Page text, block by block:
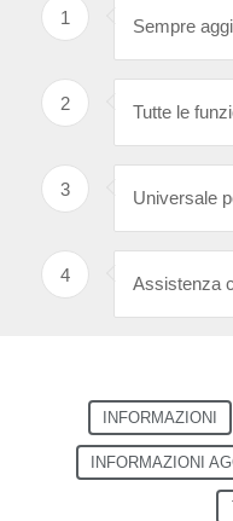
1 Sempre
2 Tutte le
3 Universale
4 Assistenza
INFORMAZIONI
INFORMAZIONI